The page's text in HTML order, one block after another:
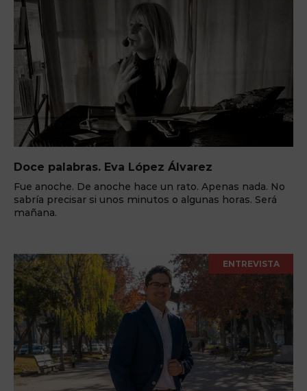
Doce palabras. Eva López Álvarez
Fue anoche. De anoche hace un rato. Apenas nada. No
sabría precisar si unos minutos o algunas horas. Será
mañana.
ENTREVISTA